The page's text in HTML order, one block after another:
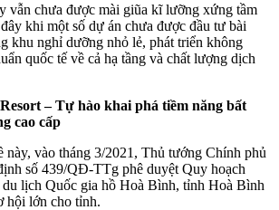
vẫn chưa được mài giũa kĩ lưỡng xứng tầm
khi một số dự án chưa được đầu tư bài
khu nghỉ dưỡng nhỏ lẻ, phát triển không
quốc tế về cả hạ tầng và chất lượng dịch
– Tự hào khai phá tiềm năng bất
cao cấp
này, vào tháng 3/2021, Thủ tướng Chính phủ
số 439/QĐ-TTg phê duyệt Quy hoạch
lịch Quốc gia hồ Hoà Bình, tỉnh Hoà Bình
hội lớn cho tỉnh.